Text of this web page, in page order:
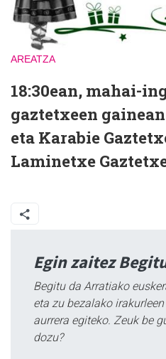
AREATZA
18:30ean, mahai-
gaztetxeen
eta Karabie
Laminetxe
Egin zaitez
Begitu da Arratiako
eta zu bezalako
aurrera egiteko. Zeuk be
dozu?